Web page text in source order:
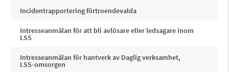
Incidentrapportering förtroendevalda
Intresseanmälan för att bli avlösare eller ledsagare inom
LSS
Intresseanmälan för hantverk av Daglig verksamhet,
LSS-omsorgen